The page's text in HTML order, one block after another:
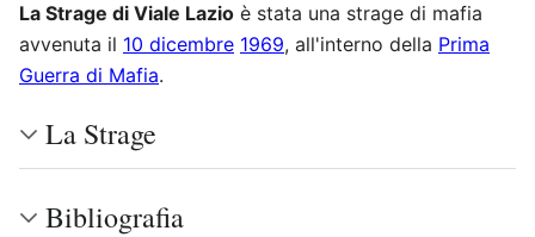
La Strage di Viale Lazio è stata una strage di mafia
avvenuta il 10 dicembre 1969, all'interno della Prima
Guerra di Mafia.
La Strage
Bibliografia